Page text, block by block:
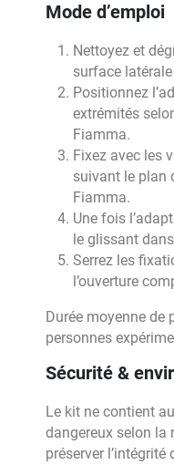
Mode d’emploi
Nettoyez et
surface
Positionnez
extrémités
Fiamma.
Fixez avec les
suivant le plan
Fiamma.
Une fois
le glissant
Serrez les
l’ouverture
Durée moyenne de
personnes
Sécurité &
Le kit ne contient
dangereux selon la
préserver l’intégrité